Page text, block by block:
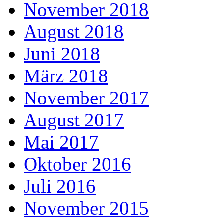
November 2018
August 2018
Juni 2018
März 2018
November 2017
August 2017
Mai 2017
Oktober 2016
Juli 2016
November 2015